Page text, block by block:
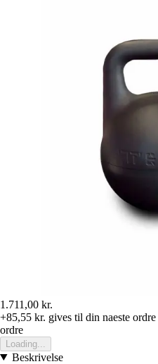
1.711,00 kr.
+85,55 kr. gives til din naeste ordre
ordre
Loading...
Beskrivelse